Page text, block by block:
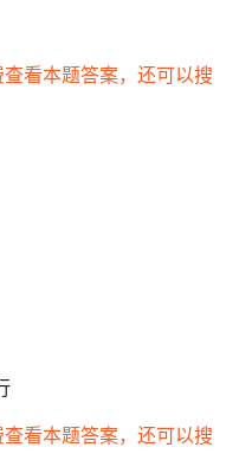
看本题答案，还可以搜
看本题答案，还可以搜